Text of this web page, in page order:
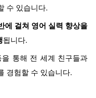
수 있습니다.
에 걸쳐 영어 실력 향상을
됩니다.
통해 전 세계 친구들과
경험할 수 있습니다.